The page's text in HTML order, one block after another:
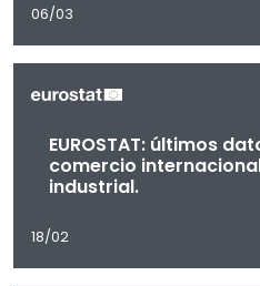
06/03
EUROSTAT: últimos
comercio
industrial.
18/02